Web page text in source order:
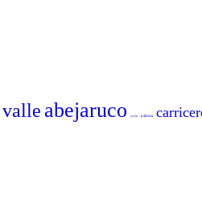
valle abejaruco sisón paloma